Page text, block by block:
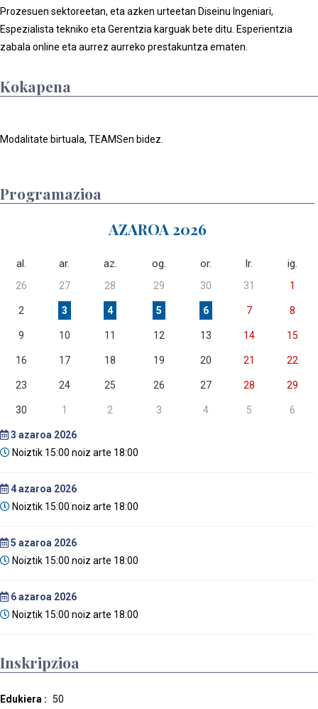
Prozesuen sektoreetan, eta azken urteetan Diseinu Ingeniari,
Espezialista tekniko eta Gerentzia karguak bete ditu. Esperientzia
zabala online eta aurrez aurreko prestakuntza ematen.
Kokapena
Modalitate birtuala, TEAMSen bidez.
Programazioa
AZAROA 2026
al. ar. az. og. or. lr. ig.
26 27 28 29 30 31 1
2 3 4 5 6 7 8
9 10 11 12 13 14 15
16 17 18 19 20 21 22
23 24 25 26 27 28 29
30 1 2 3 4 5 6
3 azaroa 2026
Noiztik 15:00 noiz arte 18:00
4azaroa 2026
Noiztik 15:00 noiz arte 18:00
5 azaroa 2026
Noiztik 15:00 noiz arte 18:00
6azaroa 2026
Noiztik 15:00 noiz arte 18:00
Inskripzioa
Edukiera : 50